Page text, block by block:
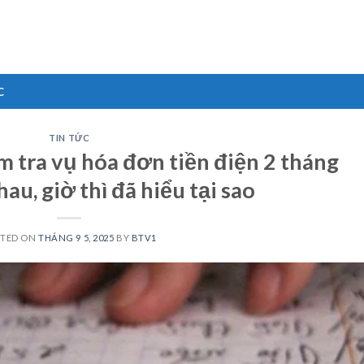
TIN TỨC
tra vụ hóa đơn tiền điện 2 tháng
giờ thì đã hiểu tại sao
ONTHÁNG 9 5, 2025 BY BTV1